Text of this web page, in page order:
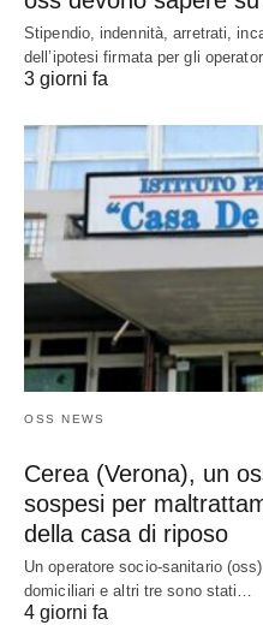
Stipendio, indennità, arretrati,
dell’ipotesi firmata per gli
3 giorni fa
OSS NEWS
Cerea (Verona), un
sospesi per
della casa di riposo
Un operatore socio-sanitario
domiciliari e altri tre sono stati…
4 giorni fa